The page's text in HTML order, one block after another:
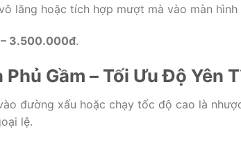
lăng hoặc tích hợp mượt mà vào màn
3.500.000đ.
Phủ Gầm – Tối Ưu Độ Yên
đường xấu hoặc chạy tốc độ cao là
lệ.